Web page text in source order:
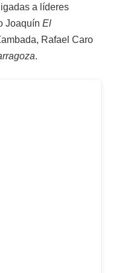
a líderes
Joaquín El
Rafael Caro
.